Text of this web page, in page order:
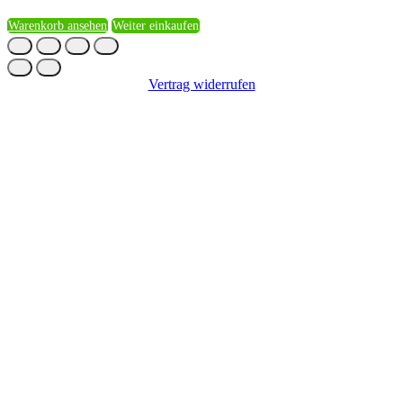
Warenkorb ansehen Weiter einkaufen
Vertrag widerrufen